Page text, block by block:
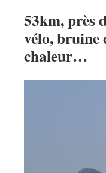
53km, près
vélo, bruine
chaleur…